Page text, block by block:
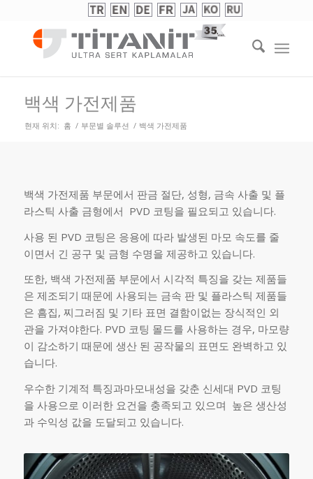
백색 가전제품
현재 위치: 홈 / 부문별 솔루션 / 백색 가전제품
백색 가전제품 부문에서 판금 절단, 성형, 금속 사출 및 플
라스틱 사출 금형에서 PVD 코팅을 필요되고 있습니다.
사용 된 PVD 코팅은 응용에 따라 발생된 마모 속도를 줄
이면서 긴 공구 및 금형 수명을 제공하고 있습니다.
또한, 백색 가전제품 부문에서 시각적 특징을 갖는 제품들
은 제조되기 때문에 사용되는 금속 판 및 플라스틱 제품들
은 흠집, 찌그러짐 및 기타 표면 결함이없는 장식적인 외
관을 가져야한다. PVD 코팅 몰드를 사용하는 경우, 마모량
이 감소하기 때문에 생산 된 공작물의 표면도 완벽하고 있
습니다.
우수한 기계적 특징과마모내성을 갖춘 신세대 PVD 코팅
을 사용으로 이러한 요건을 충족되고 있으며 높은 생산성
과 수익성 값을 도달되고 있습니다.